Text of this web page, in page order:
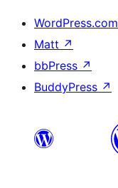
WordPress.com
Matt ↗
bbPress ↗
BuddyPress ↗